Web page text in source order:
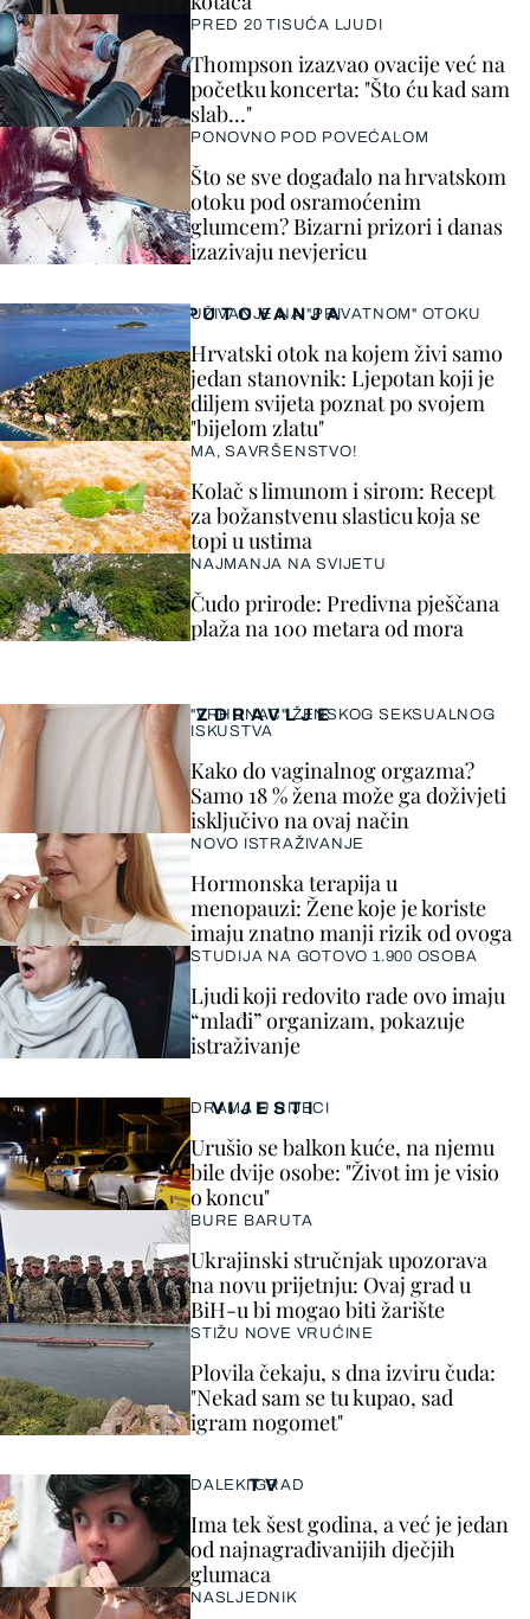
VIJESTI
DRAMA U RIJECI
Urušio se balkon kuće, na njemu
bile dvije osobe: "Život im je visio
o koncu"
BURE BARUTA
Ukrajinski stručnjak upozorava
na novu prijetnju: Ovaj grad u
BiH-u bi mogao biti žarište
STIŽU NOVE VRUĆINE
Plovila čekaju, s dna izviru čuda:
"Nekad sam se tu kupao, sad
igram nogomet"
PRED 20 TISUĆA LJUDI
Thompson izazvao ovacije već na
početku koncerta: "Što ću kad sam
slab..."
PONOVNO POD POVEĆALOM
Što se sve događalo na hrvatskom
otoku pod osramoćenim
glumcem? Bizarni prizori i danas
izazivaju nevjericu
ZDRAVLJE
"VRHUNAC" ŽENSKOG SEKSUALNOG
ISKUSTVA
Kako do vaginalnog orgazma?
Samo 18 % žena može ga doživjeti
isključivo na ovaj način
NOVO ISTRAŽIVANJE
Hormonska terapija u
menopauzi: Žene koje je koriste
imaju znatno manji rizik od ovoga
STUDIJA NA GOTOVO 1.900 OSOBA
Ljudi koji redovito rade ovo imaju
“mlađi” organizam, pokazuje
istraživanje
TV
DALEKI GRAD
Ima tek šest godina, a već je jedan
od najnagrađivanijih dječjih
glumaca
NASLJEDNIK
PUTOVANJA
UŽIVANJE NA "PRIVATNOM" OTOKU
Hrvatski otok na kojem živi samo
jedan stanovnik: Ljepotan koji je
diljem svijeta poznat po svojem
"bijelom zlatu"
MA, SAVRŠENSTVO!
Kolač s limunom i sirom: Recept
za božanstvenu slasticu koja se
topi u ustima
NAJMANJA NA SVIJETU
Čudo prirode: Predivna pješčana
plaža na 100 metara od mora